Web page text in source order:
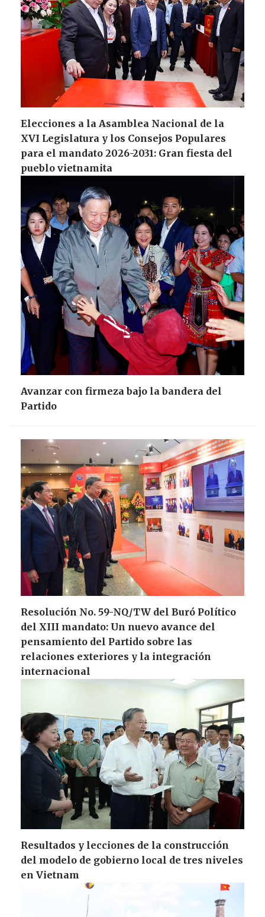
Elecciones a la Asamblea Nacional de la
XVI Legislatura y los Consejos Populares
para el mandato 2026-2031: Gran fiesta del
pueblo vietnamita
Avanzar con firmeza bajo la bandera del
Partido
Resolución No. 59-NQ/TW del Buró Político
del XIII mandato: Un nuevo avance del
pensamiento del Partido sobre las
relaciones exteriores y la integración
internacional
Resultados y lecciones de la construcción
del modelo de gobierno local de tres niveles
en Vietnam